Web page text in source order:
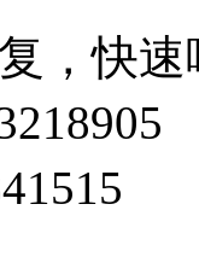
，快速